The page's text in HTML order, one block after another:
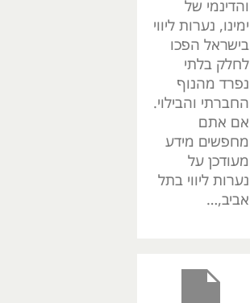
והדינמי של
ימינו, נערות ליווי
בישראל הפכו
לחלק בלתי
נפרד מהנוף
החברתי והבילוי.
אם אתם
מחפשים מידע
מעודכן על
נערות ליווי בתל
אביב,…